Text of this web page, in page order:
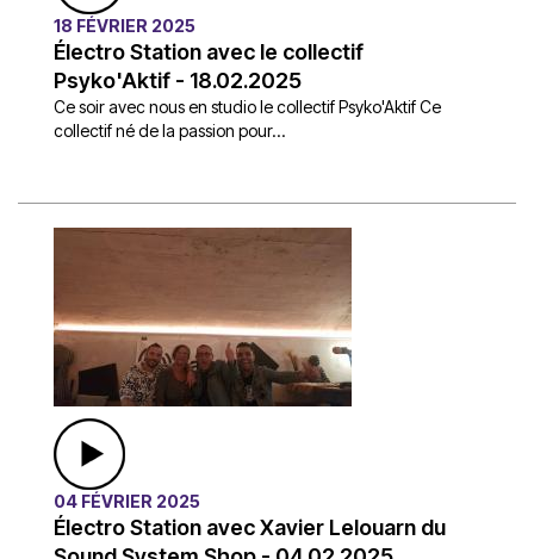
18 FÉVRIER 2025
Électro Station avec le collectif
Psyko'Aktif - 18.02.2025
Ce soir avec nous en studio le collectif Psyko'Aktif Ce
collectif né de la passion pour...
04 FÉVRIER 2025
Électro Station avec Xavier Lelouarn du